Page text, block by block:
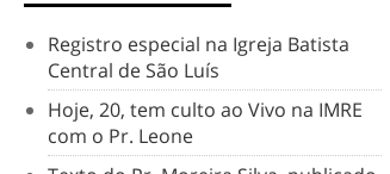
Registro especial na Igreja Batista
Central de São Luís
Hoje, 20, tem culto ao Vivo na IMRE
com o Pr. Leone